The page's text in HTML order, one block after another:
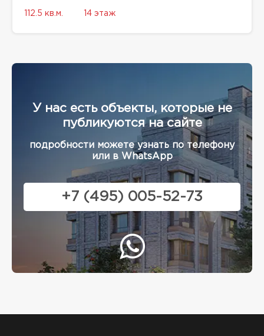
112.5 кв.м. 14 этаж
У нас есть объекты, которые не
публикуются на сайте
подробности можете узнать по телефону
или в WhatsApp
+7 (495) 005-52-73